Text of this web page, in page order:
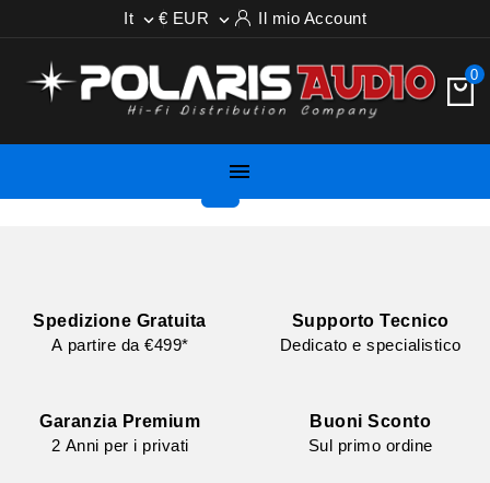
It  € EUR  Il mio Account
0

Spedizione Gratuita
A partire da €499*
Garanzia Premium
2 Anni per i privati
Supporto Tecnico
Dedicato e specialistico
Buoni Sconto
Sul primo ordine